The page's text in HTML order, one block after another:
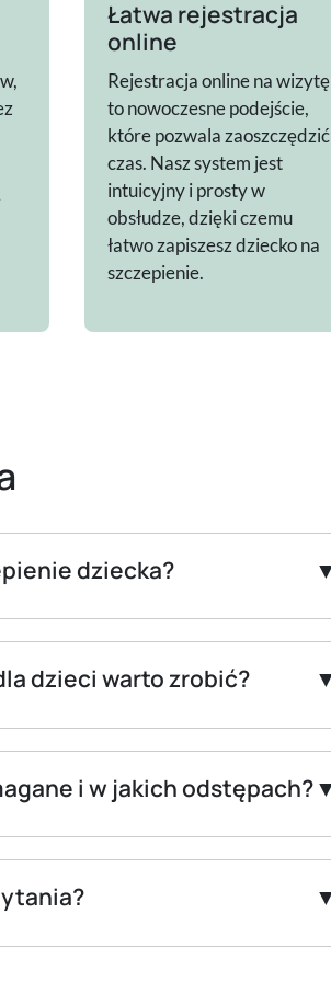
Łatwa rejestracja
online
Rejestracja online na wizytę
to nowoczesne podejście,
które pozwala zaoszczędzić
czas. Nasz system jest
intuicyjny i prosty w
obsłudze, dzięki czemu
łatwo zapiszesz dziecko na
szczepienie.
dziecka?
dzieci warto zrobić?
i w jakich odstępach?